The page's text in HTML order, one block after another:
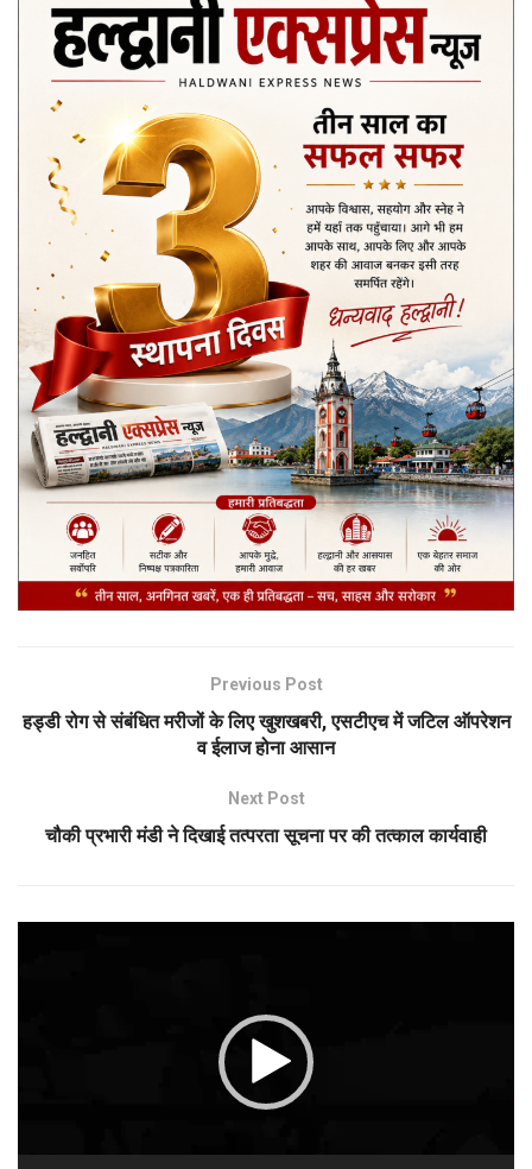
Previous Post
हड्डी रोग से संबंधित मरीजों के लिए खुशखबरी, एसटीएच में जटिल ऑपरेशन
व ईलाज होना आसान
Next Post
चौकी प्रभारी मंडी ने दिखाई तत्परता सूचना पर की तत्काल कार्यवाही